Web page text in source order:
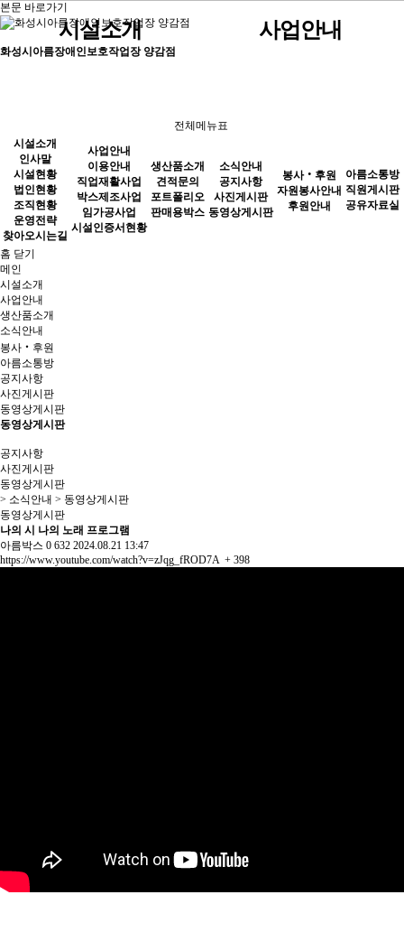
본문 바로가기
화성시아름장애인보호작업장 양감점
시설소개
조직현황
운영전략
찾아오시는길
사업안내
임가공사업
시설인증서현황
소식안내
전체메뉴표
시설소개
인사말
시설현황
법인현황
조직현황
운영전략
찾아오시는길
사업안내
이용안내
직업재활사업
박스제조사업
임가공사업
시설인증서현황
생산품소개
견적문의
포트폴리오
판매용박스
소식안내
공지사항
사진게시판
동영상게시판
봉사‧후원
자원봉사안내
후원안내
아름소통방
직원게시판
공유자료실
홈 닫기
메인
시설소개
사업안내
생산품소개
소식안내
봉사‧후원
아름소통방
공지사항
사진게시판
동영상게시판
동영상게시판
공지사항
사진게시판
동영상게시판
> 소식안내 > 동영상게시판
동영상게시판
나의 시 나의 노래 프로그램
아름박스 0 632 2024.08.21 13:47
https://www.youtube.com/watch?v=zJqg_fROD7A + 398